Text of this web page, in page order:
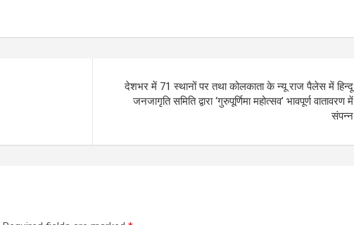
देशभर में 71 स्थानों पर तथा कोलकाता के न्यू राज पैलेस में हिन्दू
जनजागृति समिति द्वारा ‘गुरुपूर्णिमा महोत्सव’ भावपूर्ण वातावरण में
संपन्न